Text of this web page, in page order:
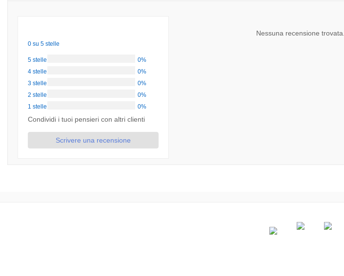
0 su 5 stelle
5 stelle
0%
4 stelle
0%
3 stelle
0%
2 stelle
0%
1 stelle
0%
Condividi i tuoi pensieri con altri clienti
Scrivere una recensione
Nessuna recensione trovata.